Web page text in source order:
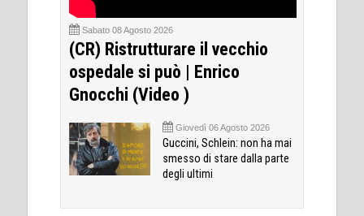
Sabato 08 Agosto 2026
(CR) Ristrutturare il vecchio
ospedale si può | Enrico
Gnocchi (Video )
Giovedì 06 Agosto 2026
Guccini, Schlein: non ha mai
smesso di stare dalla parte
degli ultimi